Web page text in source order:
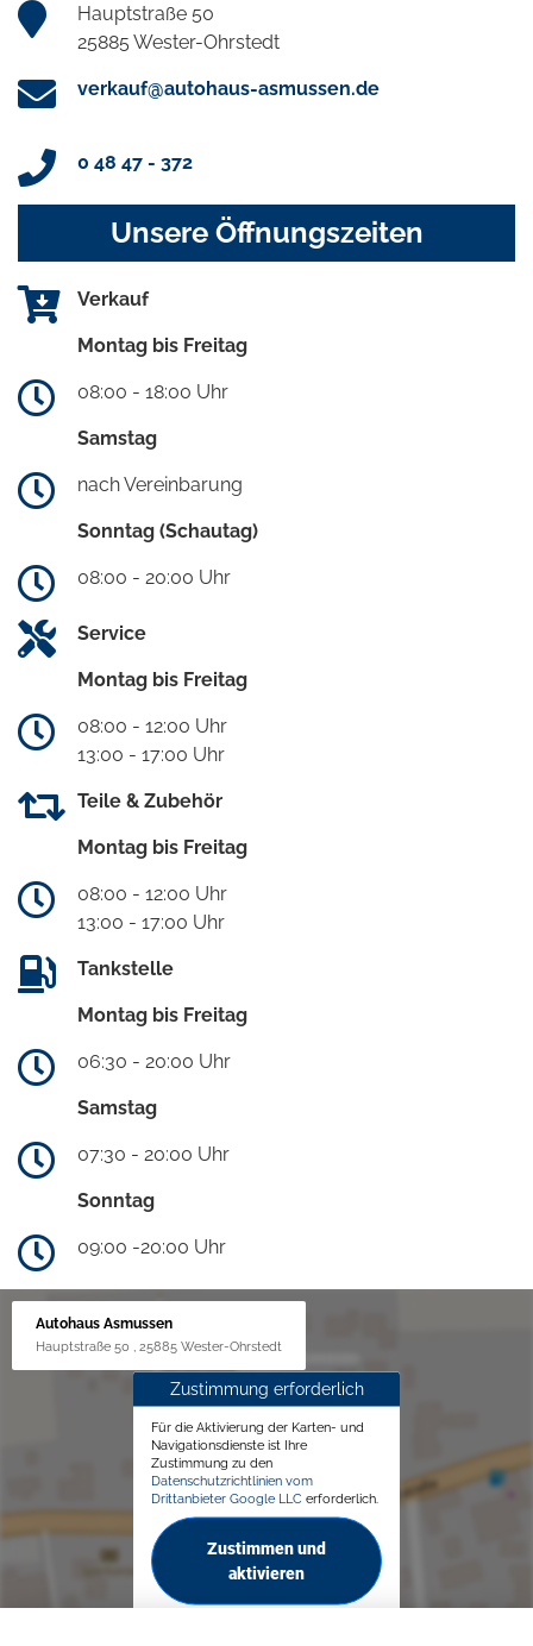
Hauptstraße 50
25885 Wester-Ohrstedt
verkauf@autohaus-asmussen.de
0 48 47 - 372
Unsere Öffnungszeiten
Verkauf
Montag bis Freitag
08:00 - 18:00 Uhr
Samstag
nach Vereinbarung
Sonntag (Schautag)
08:00 - 20:00 Uhr
Service
Montag bis Freitag
08:00 - 12:00 Uhr
13:00 - 17:00 Uhr
Teile & Zubehör
Montag bis Freitag
08:00 - 12:00 Uhr
13:00 - 17:00 Uhr
Tankstelle
Montag bis Freitag
06:30 - 20:00 Uhr
Samstag
07:30 - 20:00 Uhr
Sonntag
09:00 -20:00 Uhr
Autohaus Asmussen
Hauptstraße 50 , 25885 Wester-Ohrstedt
Zustimmung erforderlich
Für die Aktivierung der Karten- und
Navigationsdienste ist Ihre
Zustimmung zu den
Datenschutzrichtlinien vom
Drittanbieter Google LLC erforderlich.
Zustimmen und
aktivieren